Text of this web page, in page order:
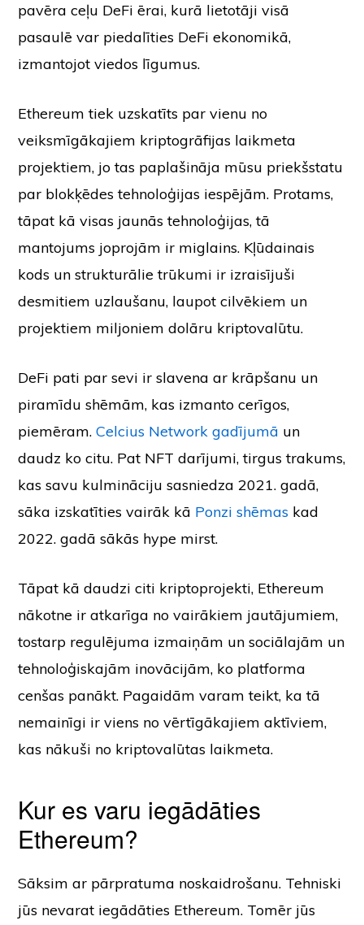
pavēra ceļu DeFi ērai, kurā lietotāji visā
pasaulē var piedalīties DeFi ekonomikā,
izmantojot viedos līgumus.
Ethereum tiek uzskatīts par vienu no
veiksmīgākajiem kriptogrāfijas laikmeta
projektiem, jo tas paplašināja mūsu priekšstatu
par blokķēdes tehnoloģijas iespējām. Protams,
tāpat kā visas jaunās tehnoloģijas, tā
mantojums joprojām ir miglains. Kļūdainais
kods un strukturālie trūkumi ir izraisījuši
desmitiem uzlaušanu, laupot cilvēkiem un
projektiem miljoniem dolāru kriptovalūtu.
DeFi pati par sevi ir slavena ar krāpšanu un
piramīdu shēmām, kas izmanto cerīgos,
piemēram.Celcius Network gadījumā un
daudz ko citu. Pat NFT darījumi, tirgus trakums,
kas savu kulmināciju sasniedza 2021. gadā,
sāka izskatīties vairāk kā Ponzi shēmas kad
2022. gadā sākās hype mirst.
Tāpat kā daudzi citi kriptoprojekti, Ethereum
nākotne ir atkarīga no vairākiem jautājumiem,
tostarp regulējuma izmaiņām un sociālajām un
tehnoloģiskajām inovācijām, ko platforma
cenšas panākt. Pagaidām varam teikt, ka tā
nemainīgi ir viens no vērtīgākajiem aktīviem,
kas nākuši no kriptovalūtas laikmeta.
Kur es varu iegādāties
Ethereum?
Sāksim ar pārpratuma noskaidrošanu. Tehniski
jūs nevarat iegādāties Ethereum. Tomēr jūs